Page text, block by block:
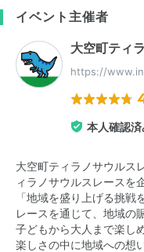
イベント主催者
大空町ティ
https://
本人確認済
大空町ティラノサウルス
ィラノサウルスレースを
「地域を盛り上げる挑
レースを通じて、地域の
子どもから大人まで楽し
楽しさの中に地域への想